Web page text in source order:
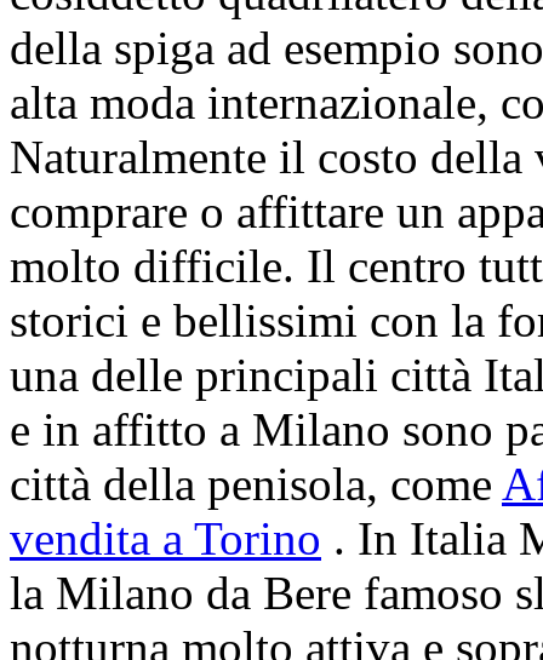
della spiga ad esempio
alta moda internazionale,
Naturalmente il costo della
comprare o affittare un
molto difficile. Il centro
storici e bellissimi con la
una delle principali città
e in affitto a Milano sono
città della penisola, come
vendita a Torino . In Italia
la Milano da Bere famoso
notturna molto attiva e